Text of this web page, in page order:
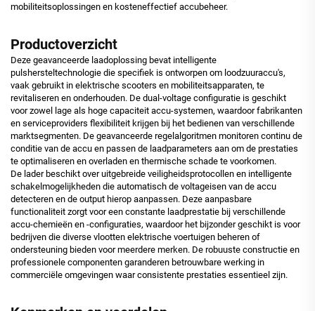
mobiliteitsoplossingen en kosteneffectief accubeheer.
Productoverzicht
Deze geavanceerde laadoplossing bevat intelligente
pulshersteltechnologie die specifiek is ontworpen om loodzuuraccu's,
vaak gebruikt in elektrische scooters en mobiliteitsapparaten, te
revitaliseren en onderhouden. De dual-voltage configuratie is geschikt
voor zowel lage als hoge capaciteit accu-systemen, waardoor fabrikanten
en serviceproviders flexibiliteit krijgen bij het bedienen van verschillende
marktsegmenten. De geavanceerde regelalgoritmen monitoren continu de
conditie van de accu en passen de laadparameters aan om de prestaties
te optimaliseren en overladen en thermische schade te voorkomen.
De lader beschikt over uitgebreide veiligheidsprotocollen en intelligente
schakelmogelijkheden die automatisch de voltageisen van de accu
detecteren en de output hierop aanpassen. Deze aanpasbare
functionaliteit zorgt voor een constante laadprestatie bij verschillende
accu-chemieën en -configuraties, waardoor het bijzonder geschikt is voor
bedrijven die diverse vlootten elektrische voertuigen beheren of
ondersteuning bieden voor meerdere merken. De robuuste constructie en
professionele componenten garanderen betrouwbare werking in
commerciële omgevingen waar consistente prestaties essentieel zijn.